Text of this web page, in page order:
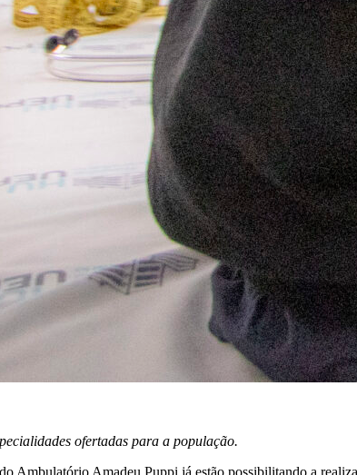
ofertadas para a população.
Ambulatório Amadeu Puppi já estão possibilitando a